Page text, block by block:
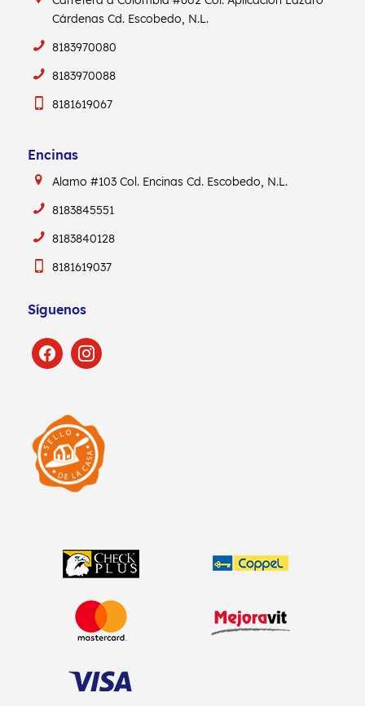
CárdenasCd. Escobedo, N.L.
8183970080
8183970088
8181619067
Encinas
Alamo #103Col. EncinasCd. Escobedo, N.L.
8183845551
8183840128
8181619037
Síguenos